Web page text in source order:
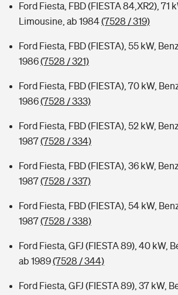
Ford Fiesta, FBD (FIESTA 84,XR2), 71
Limousine, ab 1984(7528 / 319)
Ford Fiesta, FBD (FIESTA), 55 kW,
1986(7528 / 321)
Ford Fiesta, FBD (FIESTA), 70 kW,
1986(7528 / 333)
Ford Fiesta, FBD (FIESTA), 52 kW,
1987(7528 / 334)
Ford Fiesta, FBD (FIESTA), 36 kW,
1987(7528 / 337)
Ford Fiesta, FBD (FIESTA), 54 kW,
1987(7528 / 338)
Ford Fiesta, GFJ (FIESTA 89), 40 kW,
ab 1989(7528 / 344)
Ford Fiesta, GFJ (FIESTA 89), 37 kW,